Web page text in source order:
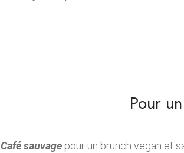
Pour
Café sauvage pour un brunch vegan et